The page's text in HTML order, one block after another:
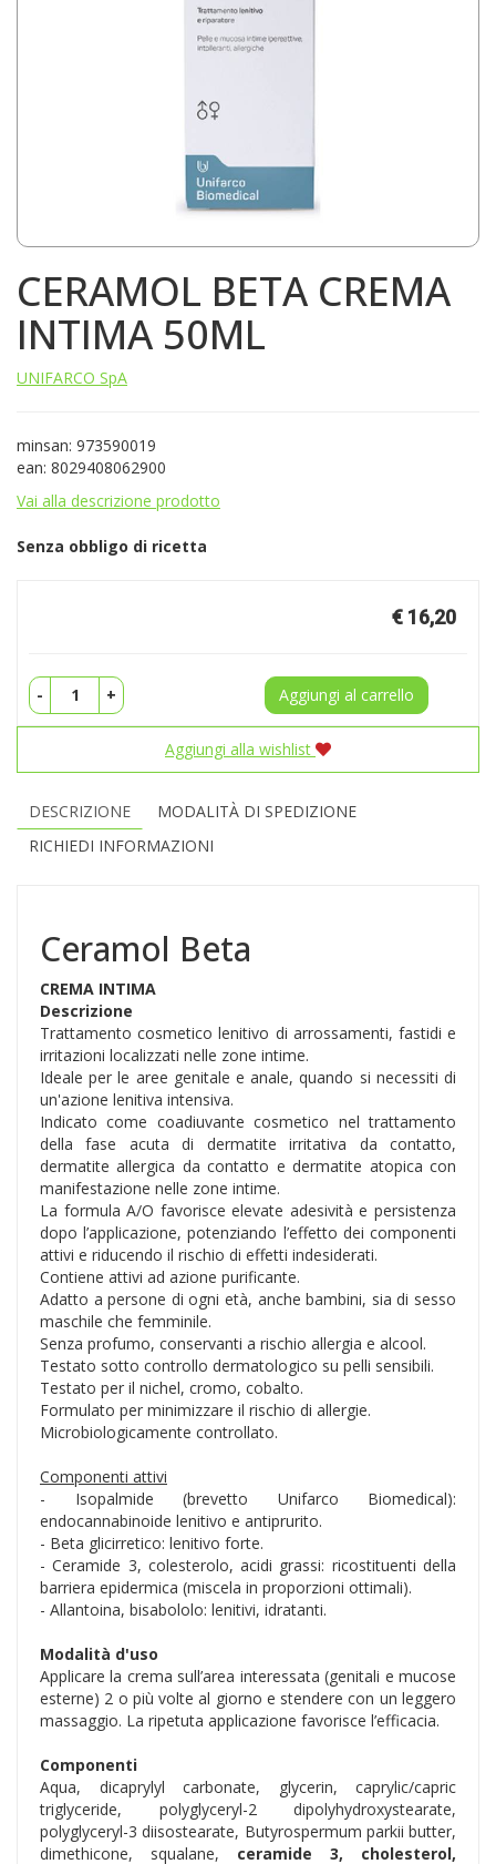
CERAMOL BETA CREMA
INTIMA 50ML
UNIFARCO SpA
minsan: 973590019
ean: 8029408062900
Vai alla descrizione prodotto
Senza obbligo di ricetta
€ 16,20
- + Aggiungi al carrello
Aggiungi alla wishlist
DESCRIZIONE
MODALITÀ DI SPEDIZIONE
RICHIEDI INFORMAZIONI
Ceramol Beta
CREMA INTIMA
Descrizione
Trattamento cosmetico lenitivo di arrossamenti, fastidi e
irritazioni localizzati nelle zone intime.
Ideale per le aree genitale e anale, quando si necessiti di
un'azione lenitiva intensiva.
Indicato come coadiuvante cosmetico nel trattamento
della fase acuta di dermatite irritativa da contatto,
dermatite allergica da contatto e dermatite atopica con
manifestazione nelle zone intime.
La formula A/O favorisce elevate adesività e persistenza
dopo l’applicazione, potenziando l’effetto dei componenti
attivi e riducendo il rischio di effetti indesiderati.
Contiene attivi ad azione purificante.
Adatto a persone di ogni età, anche bambini, sia di sesso
maschile che femminile.
Senza profumo, conservanti a rischio allergia e alcool.
Testato sotto controllo dermatologico su pelli sensibili.
Testato per il nichel, cromo, cobalto.
Formulato per minimizzare il rischio di allergie.
Microbiologicamente controllato.
Componenti attivi
- Isopalmide (brevetto Unifarco Biomedical):
endocannabinoide lenitivo e antiprurito.
- Beta glicirretico: lenitivo forte.
- Ceramide 3, colesterolo, acidi grassi: ricostituenti della
barriera epidermica (miscela in proporzioni ottimali).
- Allantoina, bisabololo: lenitivi, idratanti.
Modalità d'uso
Applicare la crema sull’area interessata (genitali e mucose
esterne) 2 o più volte al giorno e stendere con un leggero
massaggio. La ripetuta applicazione favorisce l’efficacia.
Componenti
Aqua, dicaprylyl carbonate, glycerin, caprylic/capric
triglyceride, polyglyceryl-2 dipolyhydroxystearate,
polyglyceryl-3 diisostearate, Butyrospermum parkii butter,
dimethicone, squalane, ceramide 3, cholesterol,